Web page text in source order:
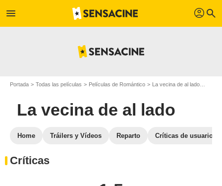
menu profil search
Portada Todas las películas Películas de Romántico La vecina de al lado
La vecina de al lado
Home Tráilers y Vídeos Reparto Críticas de usuarios
Críticas